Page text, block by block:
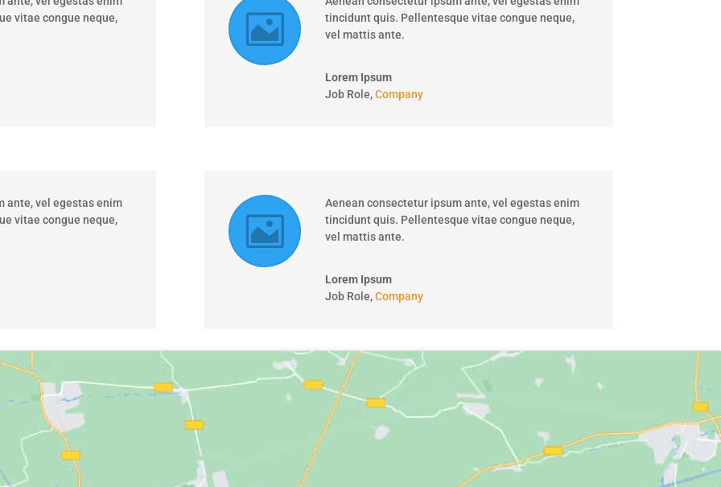
vitae congue neque,
tincidunt quis. Pellentesque vitae congue neque,
vel mattis ante.
Lorem Ipsum
Job Role, Company
ante, vel egestas enim
vitae congue neque,
Aenean consectetur ipsum ante, vel egestas enim
tincidunt quis. Pellentesque vitae congue neque,
vel mattis ante.
Lorem Ipsum
Job Role, Company